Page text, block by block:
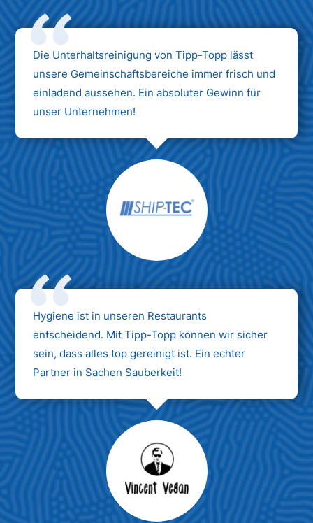
Die Unterhaltsreinigung von Tipp-Topp lässt
unsere Gemeinschaftsbereiche immer frisch und
einladend aussehen. Ein absoluter Gewinn für
unser Unternehmen!
Hygiene ist in unseren Restaurants
entscheidend. Mit Tipp-Topp können wir sicher
sein, dass alles top gereinigt ist. Ein echter
Partner in Sachen Sauberkeit!